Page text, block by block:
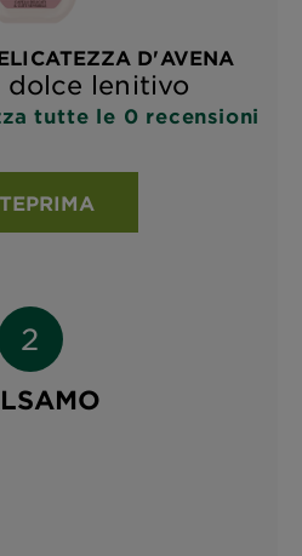
D'AVENA
dolce lenitivo
tutte le 0 recensioni